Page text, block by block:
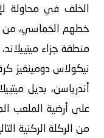
الخلف في محاولة
خطهم الخماسي، من
منطقة جزاء
نيكولاس دومينغيز
أندرياسن، بديل
على أرضية الملعب
من الركلة الركنية